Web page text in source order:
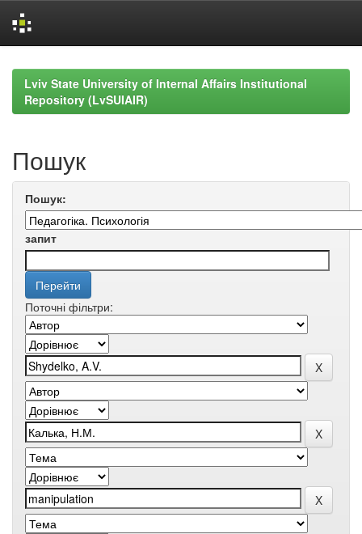
navigationLviv State University of Internal Affairs Institutional
Repository (LvSUIAIR)
Пошук
Пошук:
запит
Поточні фільтри: